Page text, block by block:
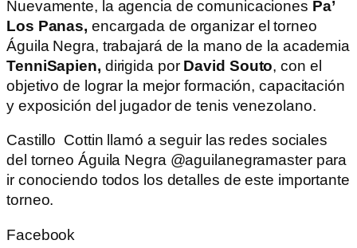
Nuevamente, la agencia de comunicaciones Pa’
Los Panas, encargada de organizar el torneo
Águila Negra, trabajará de la mano de la academia
TenniSapien, dirigida por David Souto, con el
objetivo de lograr la mejor formación, capacitación
y exposición del jugador de tenis venezolano.
Castillo Cottin llamó a seguir las redes sociales
del torneo Águila Negra @aguilanegramaster para
ir conociendo todos los detalles de este importante
torneo.
Facebook